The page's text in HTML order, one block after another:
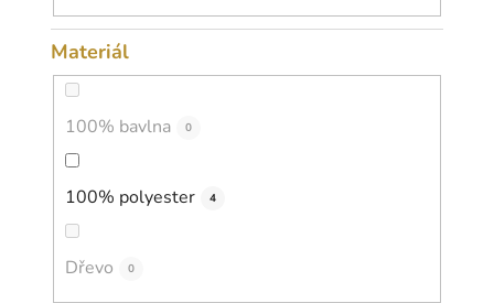
Materiál
100% bavlna 0
100% polyester 4
Dřevo 0